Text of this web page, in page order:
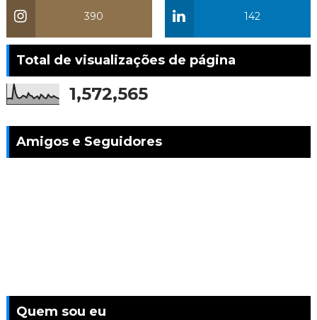
142
390
Total de visualizações de página
1,572,565
Amigos e Seguidores
Quem sou eu